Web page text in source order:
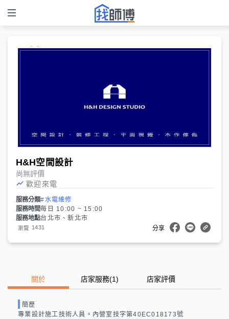
H&H空間設計
尚無評價
歡迎來電
服務分類#水電維修
服務時間每日 10:00 ~ 15:00
服務地點台北市、新北市
瀏覽 1431 分享
關於 店家服務(1) 店家評價
簡歷
專業設計施工技術人員。內營室技字第40EC018173號